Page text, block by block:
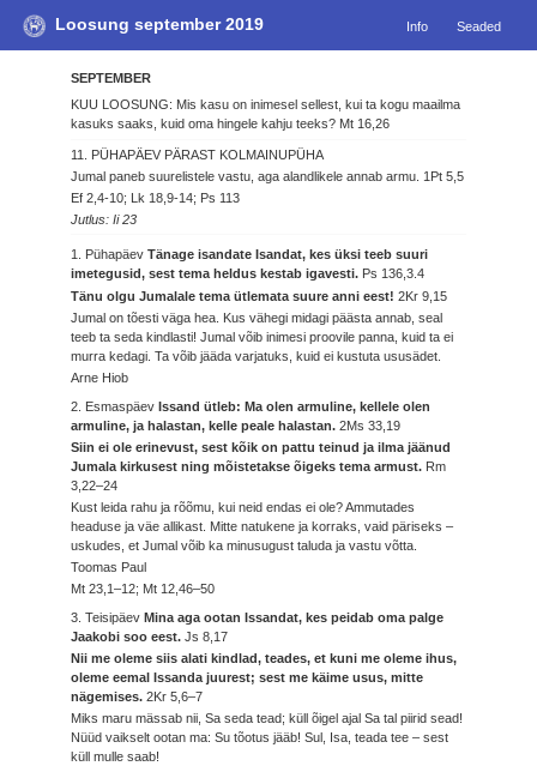
Loosung september 2019 Info Seaded
SEPTEMBER
KUU LOOSUNG: Mis kasu on inimesel sellest, kui ta kogu maailma
kasuks saaks, kuid oma hingele kahju teeks? Mt 16,26
11. PÜHAPÄEV PÄRAST KOLMAINUPÜHA
Jumal paneb suurelistele vastu, aga alandlikele annab armu. 1Pt 5,5
Ef 2,4-10; Lk 18,9-14; Ps 113
Jutlus: Ii 23
1. PühapäevTänage isandate Isandat, kes üksi teeb suuri
imetegusid, sest tema heldus kestab igavesti. Ps 136,3.4
Tänu olgu Jumalale tema ütlemata suure anni eest!2Kr 9,15
Jumal on tõesti väga hea. Kus vähegi midagi päästa annab, seal
teeb ta seda kindlasti! Jumal võib inimesi proovile panna, kuid ta ei
murra kedagi. Ta võib jääda varjatuks, kuid ei kustuta ususädet.
Arne Hiob
2. EsmaspäevIssand ütleb: Ma olen armuline, kellele olen
armuline, ja halastan, kelle peale halastan.2Ms 33,19
Siin ei ole erinevust, sest kõik on pattu teinud ja ilma jäänud
Jumala kirkusest ning mõistetakse õigeks tema armust. Rm
3,22–24
Kust leida rahu ja rõõmu, kui neid endas ei ole? Ammutades
headuse ja väe allikast. Mitte natukene ja korraks, vaid päriseks –
uskudes, et Jumal võib ka minusugust taluda ja vastu võtta.
Toomas Paul
Mt 23,1–12; Mt 12,46–50
3. TeisipäevMina aga ootan Issandat, kes peidab oma palge
Jaakobi soo eest.Js 8,17
Nii me oleme siis alati kindlad, teades, et kuni me oleme ihus,
oleme eemal Issanda juurest; sest me käime usus, mitte
nägemises.2Kr 5,6–7
Miks maru mässab nii, Sa seda tead; küll õigel ajal Sa tal piirid sead!
Nüüd vaikselt ootan ma: Su tõotus jääb! Sul, Isa, teada tee – sest
küll mulle saab!